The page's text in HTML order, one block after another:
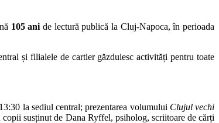
105 anide lectură publică la Cluj-Napoca, în perioada
și filialele de cartier găzduiesc activități pentru toate
la sediul central; prezentarea volumului Clujul vechi
susținut de Dana Ryffel, psiholog, scriitoare de cărți